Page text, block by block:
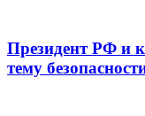
Президент РФ и
тему